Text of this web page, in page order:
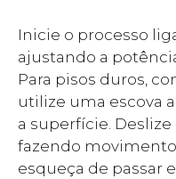
Inicie o processo
ajustando a
Para pisos duros,
utilize uma escova
a superfície.
fazendo
esqueça de passar